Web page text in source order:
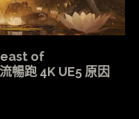
of
跑 4K UE5 原因